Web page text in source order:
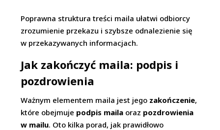
Poprawna struktura treści maila ułatwi odbiorcy
zrozumienie przekazu i szybsze odnalezienie się
w przekazywanych informacjach.
Jak zakończyć maila: podpis i
pozdrowienia
Ważnym elementem maila jest jego zakończenie,
które obejmuje podpis maila oraz pozdrowienia
w mailu. Oto kilka porad, jak prawidłowo